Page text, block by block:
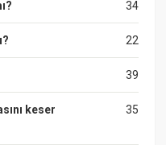
34
22
39
35
keser